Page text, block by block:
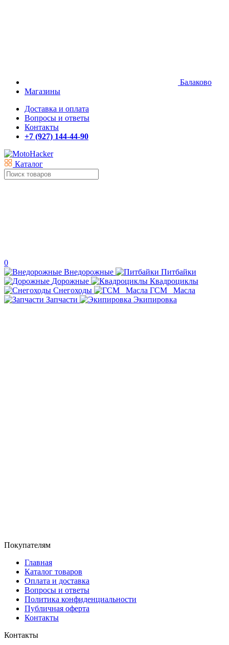
Балаково
Магазины
Доставка и оплата
Вопросы и ответы
Контакты
+7 (927) 144-44-90
Каталог
0
Внедорожные
Питбайки
Дорожные
Квадроциклы
Снегоходы
ГСМ _Масла
Запчасти
Экипировка
Покупателям
Главная
Каталог товаров
Оплата и доставка
Вопросы и ответы
Политика конфиденциальности
Публичная оферта
Контакты
Контакты